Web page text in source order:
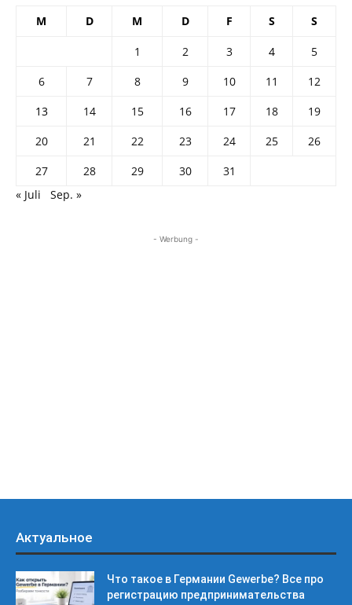
M D M D F S S
1 2 3 4
5
6
7 8 9 10 11
12
13
14 15 16 17 18
19
20
21 22 23 24 25
26
27
28 29 30
31
« Juli
Sep. »
- Werbung -
Актуальное
Что такое в Германии Gewerbe? Все про
регистрацию предпринимательства